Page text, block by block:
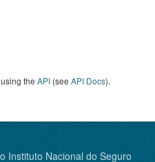
the API (see API Docs).
Instituto Nacional do Seguro